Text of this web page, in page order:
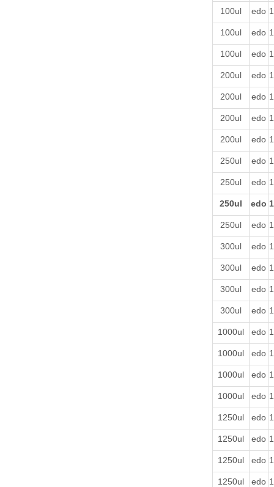
100ul edo
100ul edo
100ul edo
200ul edo
200ul edo
200ul edo
200ul edo
250ul edo
250ul edo
250ul edo
250ul edo
300ul edo
300ul edo
300ul edo
300ul edo
1000ul edo
1000ul edo
1000ul edo
1000ul edo
1250ul edo
1250ul edo
1250ul edo
1250ul edo